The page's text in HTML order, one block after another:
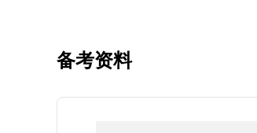
备考资料